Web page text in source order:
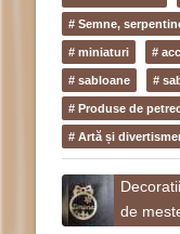
# Semne,
# miniaturi #
# sabloane #
# Produse de
# Artă și
de